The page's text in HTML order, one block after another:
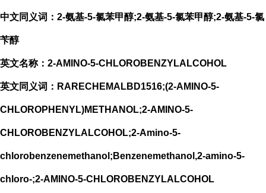
中文同义词：2-氨基-5-氯苯甲醇;2-氨基-5-氯苯甲醇;2-氨基-5-氯
苄醇
英文名称：2-AMINO-5-CHLOROBENZYLALCOHOL
英文同义词：RARECHEMALBD1516;(2-AMINO-5-
CHLOROPHENYL)METHANOL;2-AMINO-5-
CHLOROBENZYLALCOHOL;2-Amino-5-
chlorobenzenemethanol;Benzenemethanol,2-amino-5-
chloro-;2-AMINO-5-CHLOROBENZYLALCOHOL